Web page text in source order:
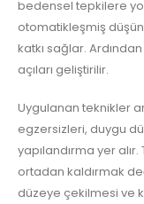
bedensel tepkilere yol
otomatikleşmiş
katkı sağlar.
açıları geliştirilir.
Uygulanan teknikler
egzersizleri, duygu
yapılandırma yer
ortadan kaldırmak
düzeye çekilmesi ve